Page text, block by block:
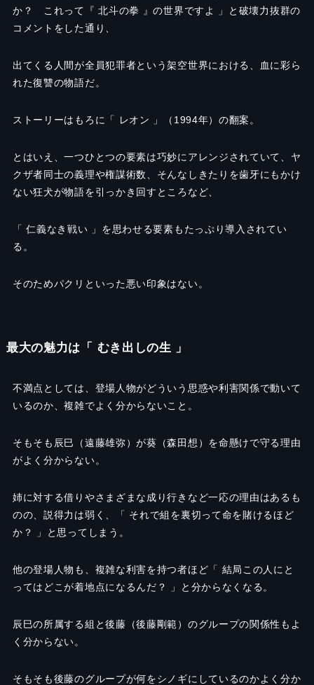
か？ これって『 北斗の拳 』の世界ですよ 」と破壊力抜群の
コメントをした通り、
出てくる人間が全員犯罪者という架空世界における、血に彩ら
れた復讐の物語だ。
ストーリーはもろに「 レオン 」（1994年）の翻案。
とはいえ、一つひとつの要素は巧妙にアレンジされていて、ヤ
クザ者同士の義理や権謀術数、そんなしきたりを歯牙にもかけ
ない狂犬が物語を引っかき回すところなど、
「 仁義なき戦い 」を思わせる要素もたっぷり導入されてい
る。
そのためパクリといった悪い印象はない。
最大の魅力は「 むき出しの生 」
不満点としては、登場人物がどういう思惑や利害関係で動いて
いるのか、複雑でよく分からないこと。
そもそも辰巳（遠藤雄弥）が葵（森田想）を命懸けで守る理由
がよく分からない。
姉に対する借りやさまざまな成り行きなど一応の理由はあるも
のの、説得力は弱く、「 それで組を裏切って命を賭けるほど
か？ 」と思ってしまう。
他の登場人物も、複雑な利害を持つ者ほど「 結局この人にと
ってはどこが着地点になるんだ？ 」と分からなくなる。
辰巳の所属する組と後藤（後藤剛範）のグループの関係性もよ
く分からない。
そもそも後藤のグループが何をシノギにしているのかよく分か